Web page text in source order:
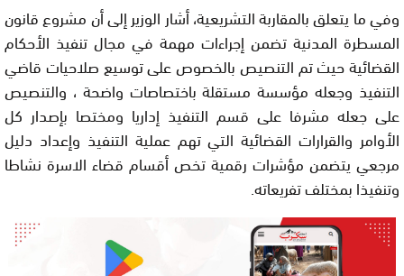
وفي ما يتعلق بالمقاربة التشريعية، أشار الوزير إلى أن مشروع قانون
المسطرة المدنية تضمن إجراءات مهمة في مجال تنفيذ الأحكام
القضائية حيث تم التنصيص بالخصوص على توسيع صلاحيات قاضي
التنفيذ وجعله مؤسسة مستقلة باختصاصات واضحة ، والتنصيص
على جعله مشرفا على قسم التنفيذ إداريا ومختصا بإصدار كل
الأوامر والقرارات القضائية التي تهم عملية التنفيذ وإعداد دليل
مرجعي يتضمن مؤشرات رقمية تخص أقسام قضاء الاسرة نشاطا
وتنفيذا بمختلف تفريعاته.